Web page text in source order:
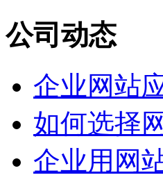
公司动态
企业网站
如何选择
企业用网